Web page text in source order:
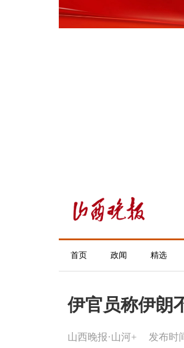
首页 政闻 精选
伊官员称伊朗
山西晚报·山河+ 发布时